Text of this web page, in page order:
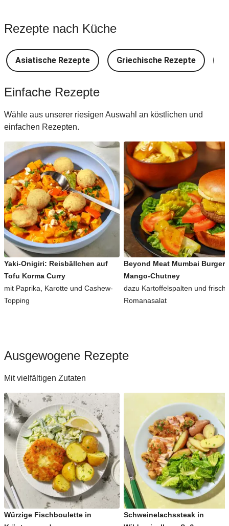
Rezepte nach Küche
Asiatische Rezepte Griechische Rezepte
Einfache Rezepte
Wähle aus unserer riesigen Auswahl an köstlichen und
einfachen Rezepten.
Yaki-Onigiri: Reisbällchen auf
Tofu Korma Curry
mit Paprika, Karotte und Cashew-
Topping
Beyond Meat Mumbai Burger
Mango-Chutney
dazu Kartoffelspalten und
Romanasalat
Ausgewogene Rezepte
Mit vielfältigen Zutaten
Würzige Fischboulette in
Schweinelachssteak in